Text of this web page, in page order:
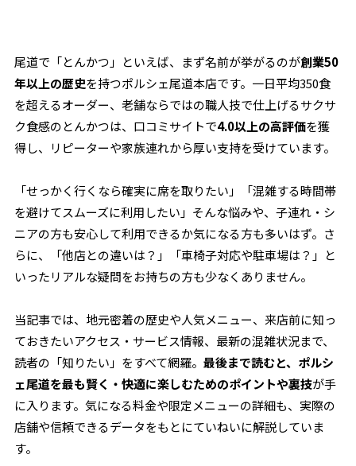
尾道で「とんかつ」といえば、まず名前が挙がるのが創業50
年以上の歴史を持つポルシェ尾道本店です。一日平均350食
を超えるオーダー、老舗ならではの職人技で仕上げるサクサ
ク食感のとんかつは、口コミサイトで4.0以上の高評価を獲
得し、リピーターや家族連れから厚い支持を受けています。
「せっかく行くなら確実に席を取りたい」「混雑する時間帯
を避けてスムーズに利用したい」そんな悩みや、子連れ・シ
ニアの方も安心して利用できるか気になる方も多いはず。さ
らに、「他店との違いは？」「車椅子対応や駐車場は？」と
いったリアルな疑問をお持ちの方も少なくありません。
当記事では、地元密着の歴史や人気メニュー、来店前に知っ
ておきたいアクセス・サービス情報、最新の混雑状況まで、
読者の「知りたい」をすべて網羅。最後まで読むと、ポルシ
ェ尾道を最も賢く・快適に楽しむためのポイントや裏技が手
に入ります。気になる料金や限定メニューの詳細も、実際の
店舗や信頼できるデータをもとにていねいに解説していま
す。